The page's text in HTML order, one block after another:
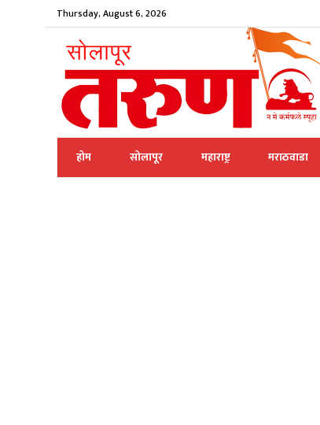
Thursday, August 6, 2026
होम सोलापूर महाराष्ट्र मराठवाडा